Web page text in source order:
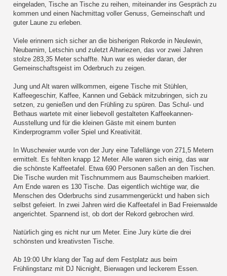
eingeladen, Tische an Tische zu reihen, miteinander ins Gespräch zu
kommen und einen Nachmittag voller Genuss, Gemeinschaft und
guter Laune zu erleben.
Viele erinnern sich sicher an die bisherigen Rekorde in Neulewin,
Neubarnim, Letschin und zuletzt Altwriezen, das vor zwei Jahren
stolze 283,35 Meter schaffte. Nun war es wieder daran, der
Gemeinschaftsgeist im Oderbruch zu zeigen.
Jung und Alt waren willkommen, eigene Tische mit Stühlen,
Kaffeegeschirr, Kaffee, Kannen und Gebäck mitzubringen, sich zu
setzen, zu genießen und den Frühling zu spüren. Das Schul- und
Bethaus wartete mit einer liebevoll gestalteten Kaffeekannen-
Ausstellung und für die kleinen Gäste mit einem bunten
Kinderprogramm voller Spiel und Kreativität.
In Wuschewier wurde von der Jury eine Tafellänge von 271,5 Metern
ermittelt. Es fehlten knapp 12 Meter. Alle waren sich einig, das war
die schönste Kaffeetafel. Etwa 690 Personen saßen an den Tischen.
Die Tische wurden mit Tischnummern aus Baumscheiben markiert.
Am Ende waren es 130 Tische. Das eigentlich wichtige war, die
Menschen des Oderbruchs sind zusammengerückt und haben sich
selbst gefeiert. In zwei Jahren wird die Kaffeetafel in Bad Freienwalde
angerichtet. Spannend ist, ob dort der Rekord gebrochen wird.
Natürlich ging es nicht nur um Meter. Eine Jury kürte die drei
schönsten und kreativsten Tische.
Ab 19:00 Uhr klang der Tag auf dem Festplatz aus beim
Frühlingstanz mit DJ Nicnight, Bierwagen und leckerem Essen.